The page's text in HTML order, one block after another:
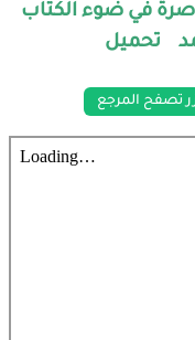
في ضوء الكتاب
تحميل
تصفح المرجع